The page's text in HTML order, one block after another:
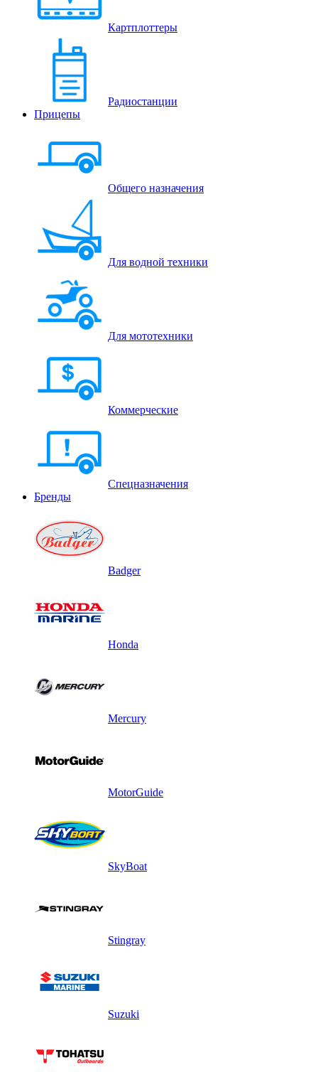
Картплоттеры
Радиостанции
Прицепы
Общего назначения
Для водной техники
Для мототехники
Коммерческие
Спецназначения
Бренды
Badger
Honda
Mercury
MotorGuide
SkyBoat
Stingray
Suzuki